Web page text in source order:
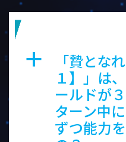
a
「贄とな
１】」は
ールドが
ターン中
ずつ能力